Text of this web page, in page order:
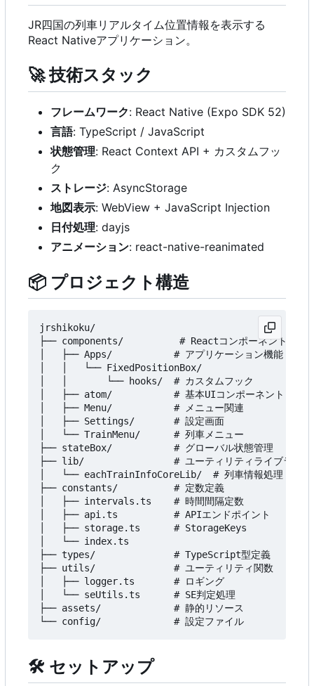
JR四国の列車リアルタイム位置情報を表示する
React Nativeアプリケーション。
🚀技術スタック
フレームワーク: React Native (Expo SDK 52)
言語: TypeScript / JavaScript
状態管理: React Context API + カスタムフッ
ク
ストレージ: AsyncStorage
地図表示: WebView + JavaScript Injection
日付処理: dayjs
アニメーション: react-native-reanimated
📦 プロジェクト構造
jrshikoku/
├── components/          # Reactコンポーネント
│   ├── Apps/           # アプリケーション機能
│   │   └── FixedPositionBox/
│   │       └── hooks/  # カスタムフック
│   ├── atom/           # 基本UIコンポーネント
│   ├── Menu/           # メニュー関連
│   ├── Settings/       # 設定画面
│   └── TrainMenu/      # 列車メニュー
├── stateBox/           # グローバル状態管理
├── lib/                # ユーティリティライブラリ
│   └── eachTrainInfoCoreLib/  # 列車情報処理
├── constants/          # 定数定義
│   ├── intervals.ts    # 時間間隔定数
│   ├── api.ts          # APIエンドポイント
│   ├── storage.ts      # StorageKeys
│   └── index.ts
├── types/              # TypeScript型定義
├── utils/              # ユーティリティ関数
│   ├── logger.ts       # ロギング
│   └── seUtils.ts      # SE判定処理
├── assets/             # 静的リソース
🛠️ セットアップ